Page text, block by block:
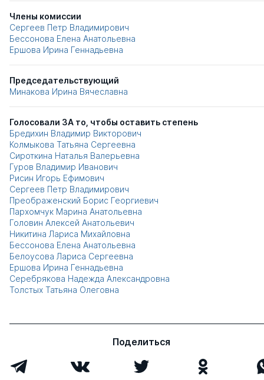
Члены комиссии
Сергеев Петр Владимирович
Бессонова Елена Анатольевна
Ершова Ирина Геннадьевна
Председательствующий
Минакова Ирина Вячеславна
Голосовали ЗА то, чтобы оставить степень
Бредихин Владимир Викторович
Колмыкова Татьяна Сергеевна
Сироткина Наталья Валерьевна
Гуров Владимир Иванович
Рисин Игорь Ефимович
Сергеев Петр Владимирович
Преображенский Борис Георгиевич
Пархомчук Марина Анатольевна
Головин Алексей Анатольевич
Никитина Лариса Михайловна
Бессонова Елена Анатольевна
Белоусова Лариса Сергеевна
Ершова Ирина Геннадьевна
Серебрякова Надежда Александровна
Толстых Татьяна Олеговна
Поделиться